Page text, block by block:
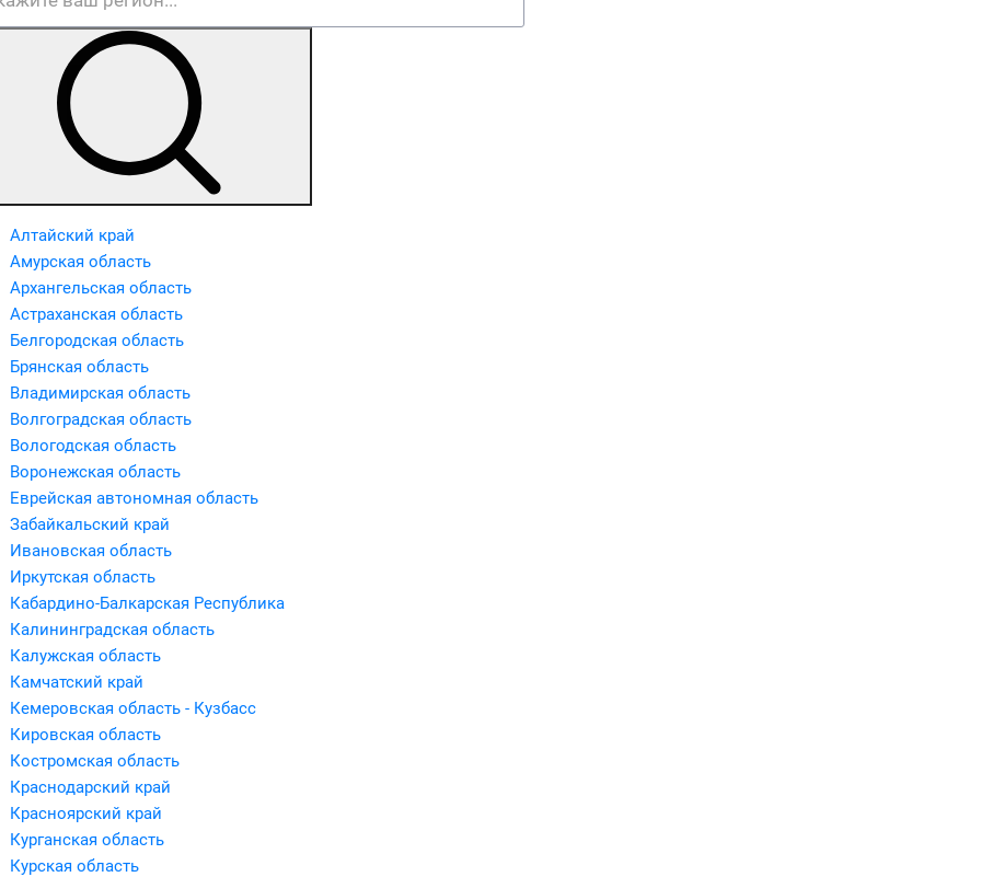
Алтайский край
Амурская область
Архангельская область
Астраханская область
Белгородская область
Брянская область
Владимирская область
Волгоградская область
Вологодская область
Воронежская область
Еврейская автономная область
Забайкальский край
Ивановская область
Иркутская область
Кабардино-Балкарская Республика
Калининградская область
Калужская область
Камчатский край
Кемеровская область - Кузбасс
Кировская область
Костромская область
Краснодарский край
Красноярский край
Курганская область
Курская область